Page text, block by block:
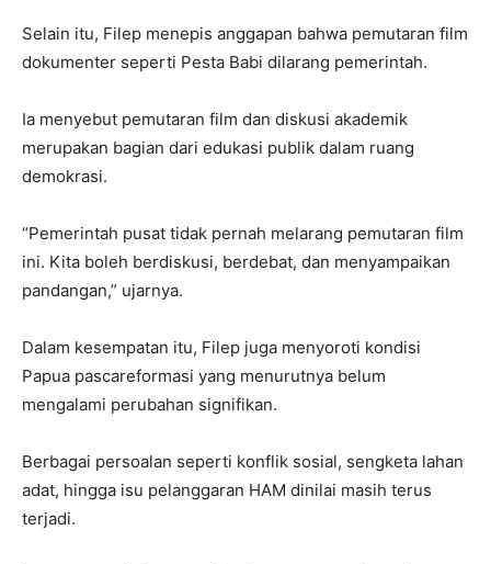
Selain itu, Filep menepis anggapan bahwa pemutaran film
dokumenter seperti Pesta Babi dilarang pemerintah.
Ia menyebut pemutaran film dan diskusi akademik
merupakan bagian dari edukasi publik dalam ruang
demokrasi.
“Pemerintah pusat tidak pernah melarang pemutaran film
ini. Kita boleh berdiskusi, berdebat, dan menyampaikan
pandangan,” ujarnya.
Dalam kesempatan itu, Filep juga menyoroti kondisi
Papua pascareformasi yang menurutnya belum
mengalami perubahan signifikan.
Berbagai persoalan seperti konflik sosial, sengketa lahan
adat, hingga isu pelanggaran HAM dinilai masih terus
terjadi.